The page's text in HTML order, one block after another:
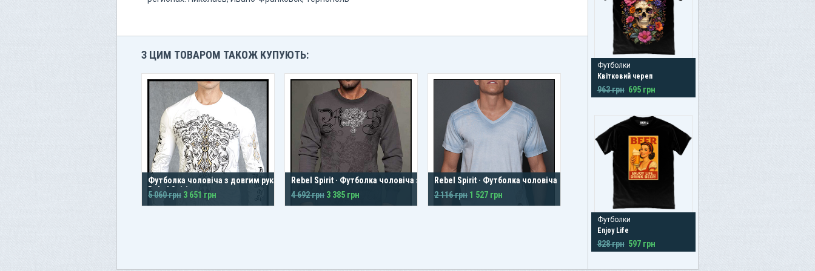
З ЦИМ ТОВАРОМ ТАКОЖ КУПУЮТЬ:
Футболка чоловіча з довгим рукавом
Rebel Spirit
5 060 грн 3 651 грн
Rebel Spirit · Футболка чоловіча з
довгим рукавом
4 692 грн 3 385 грн
Rebel Spirit · Футболка чоловіча
2 116 грн 1 527 грн
Футболки
Квітковий череп
963 грн 695 грн
Футболки
Enjoy Life
828 грн 597 грн